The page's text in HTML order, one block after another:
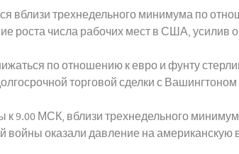
вблизи трехнедельного минимума по
роста числа рабочих мест в США,
по отношению к евро и фунту
торговой сделки с
к 9.00 МСК, вблизи трехнедельного
войны оказали давление на